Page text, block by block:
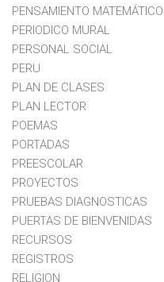
PENSAMIENTO MATEMÁTICO
PERIODICO MURAL
PERSONAL SOCIAL
PERU
PLAN DE CLASES
PLAN LECTOR
POEMAS
PORTADAS
PREESCOLAR
PROYECTOS
PRUEBAS DIAGNOSTICAS
PUERTAS DE BIENVENIDAS
RECURSOS
REGISTROS
RELIGION